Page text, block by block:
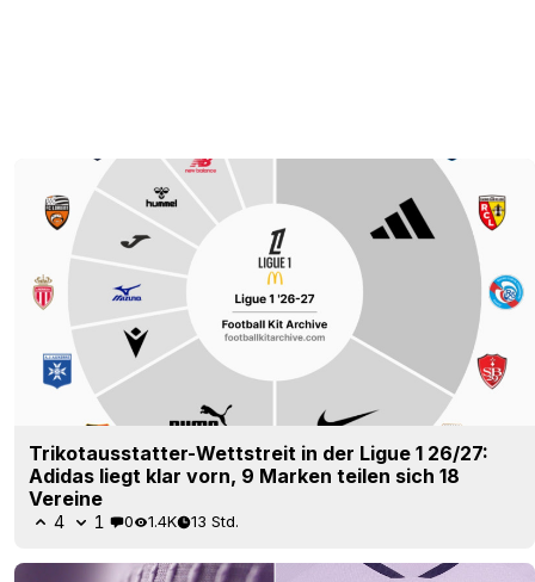
Trikotausstatter-Wettstreit in der Ligue 1 26/27:
Adidas liegt klar vorn, 9 Marken teilen sich 18
Vereine
4 1 0 1.4K 13 Std.